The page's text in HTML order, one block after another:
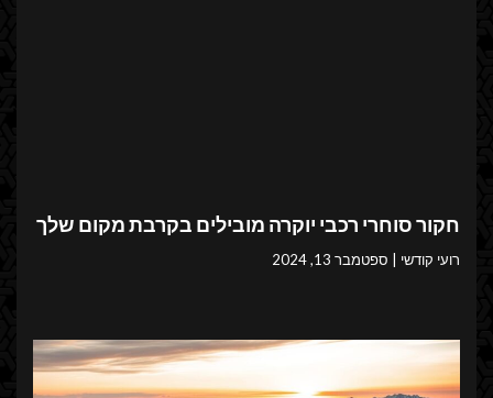
חקור סוחרי רכבי יוקרה מובילים בקרבת מקום שלך
רועי קודשי ספטמבר 13, 2024